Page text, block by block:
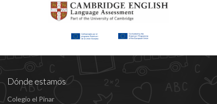
Dónde estamos
Colegio el Pinar